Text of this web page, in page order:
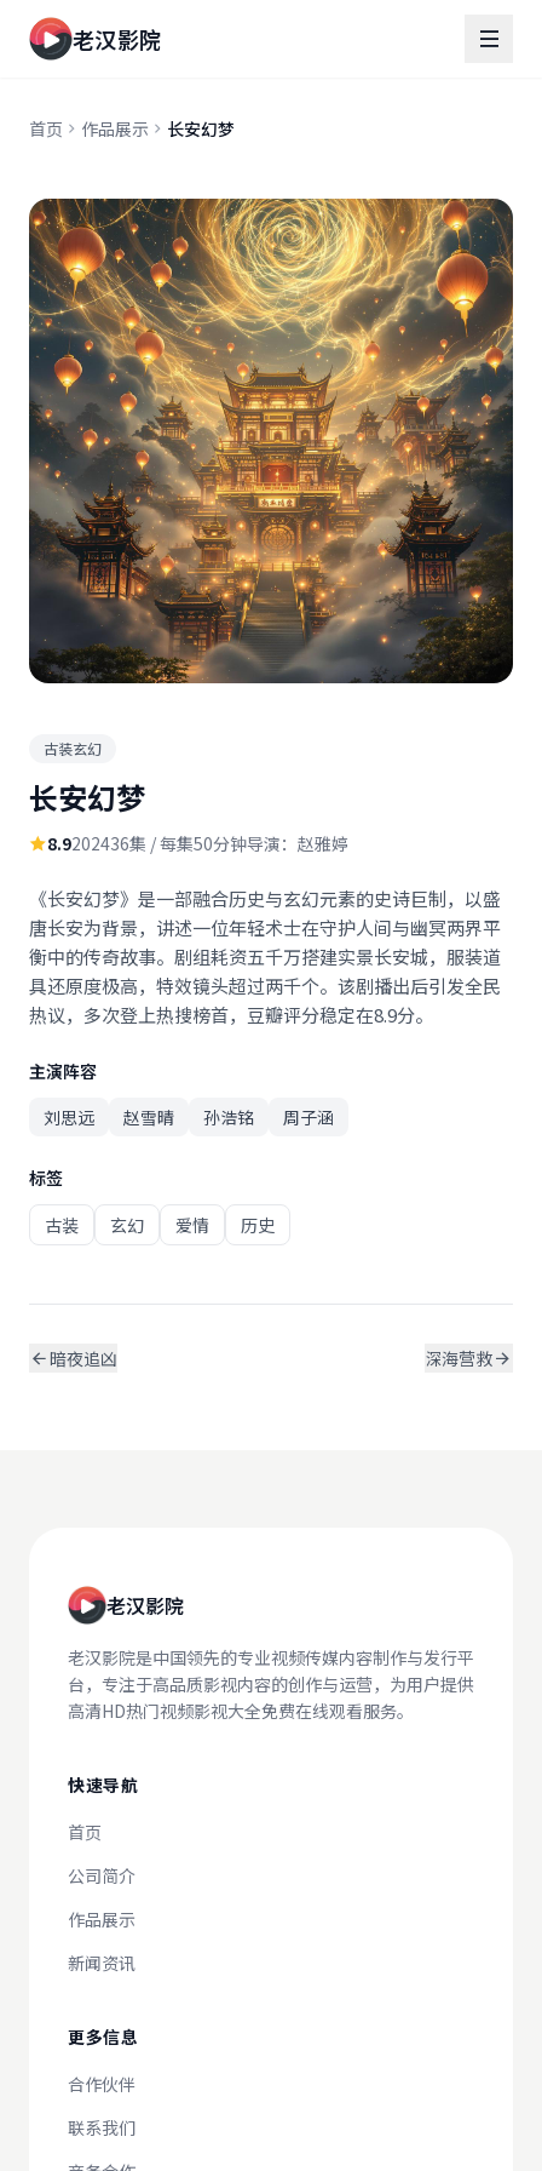
老汉影院
首页 作品展示 长安幻梦
古装玄幻
长安幻梦
8.9202436集 / 每集50分钟导演：赵雅婷
《长安幻梦》是一部融合历史与玄幻元素的史诗巨制，以盛
唐长安为背景，讲述一位年轻术士在守护人间与幽冥两界平
衡中的传奇故事。剧组耗资五千万搭建实景长安城，服装道
具还原度极高，特效镜头超过两千个。该剧播出后引发全民
热议，多次登上热搜榜首，豆瓣评分稳定在8.9分。
主演阵容
刘思远
赵雪晴 孙浩铭 周子涵
标签
古装
玄幻 爱情 历史
暗夜追凶 深海营救
老汉影院
老汉影院是中国领先的专业视频传媒内容制作与发行平
台，专注于高品质影视内容的创作与运营，为用户提供
高清HD热门视频影视大全免费在线观看服务。
快速导航
首页
公司简介
作品展示
新闻资讯
更多信息
合作伙伴
联系我们